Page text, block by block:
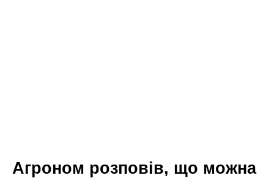
Агроном розповів, що можна